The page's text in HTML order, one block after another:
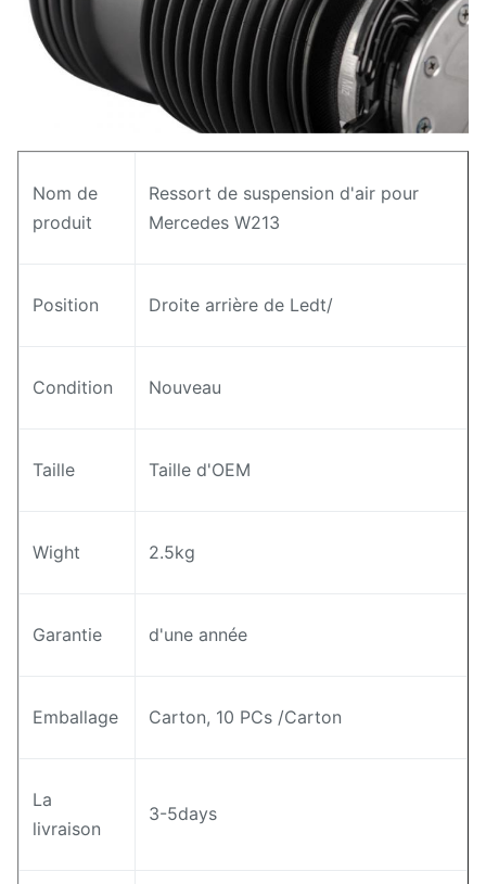
Nom de
produit
Ressort de suspension d'air pour
Mercedes W213
Position Droite arrière de Ledt/
Condition Nouveau
Taille Taille d'OEM
Wight 2.5kg
Garantie d'une année
Emballage Carton, 10 PCs /Carton
La
livraison
3-5days